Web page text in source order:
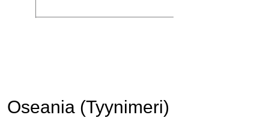
Oseania (Tyynimeri)